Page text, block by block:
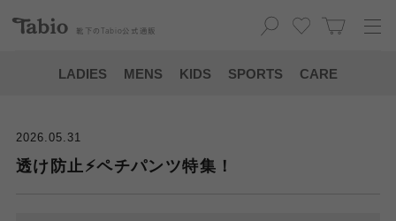
靴下の Tabio 公式通販
LADIES MENS KIDS SPORTS CARE
2026.05.31
透け防止⚡️ペチパンツ特集！